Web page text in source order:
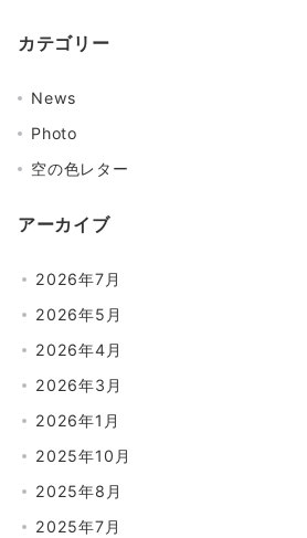
カテゴリー
News
Photo
空の色レター
アーカイブ
2026年7月
2026年5月
2026年4月
2026年3月
2026年1月
2025年10月
2025年8月
2025年7月